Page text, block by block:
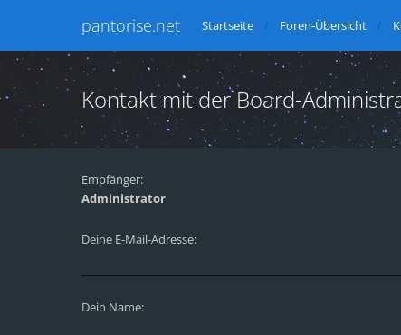
pantorise.net Startseite Foren-Übersicht
Kontakt mit der Board-
Empfänger:
Administrator
Deine E-Mail-Adresse:
Dein Name: